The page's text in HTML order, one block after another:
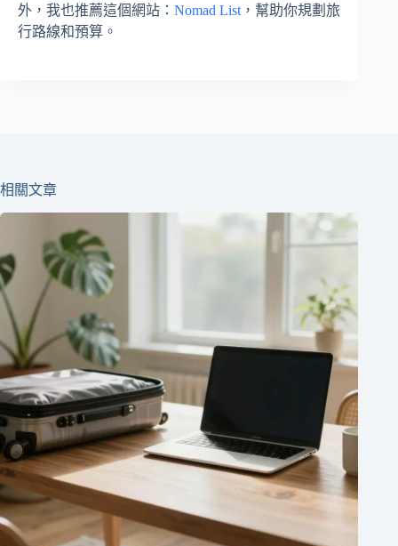
外，我也推薦這個網站： Nomad List ，幫助你規劃旅
行路線和預算。
相關文章